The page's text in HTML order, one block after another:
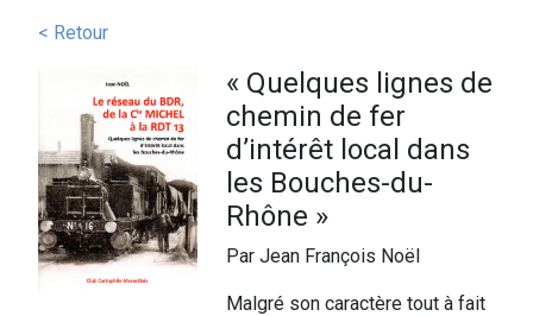
< Retour
« Quelques lignes de
chemin de fer
d’intérêt local dans
les Bouches-du-
Rhône »
Par Jean François Noël
Malgré son caractère tout à fait